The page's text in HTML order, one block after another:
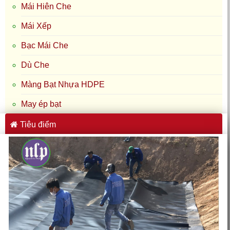
Mái Hiên Che
Mái Xếp
Bạc Mái Che
Dù Che
Màng Bạt Nhựa HDPE
May ép bạt
Tiêu điểm